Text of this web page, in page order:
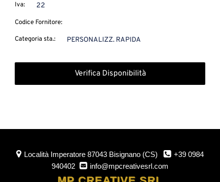
Iva: 22
Codice Fornitore:
Categoria sta.: PERSONALIZZ. RAPIDA
Verifica Disponibilità
Località Imperatore87043 Bisignano (CS)
+39 0984
940402
info@mpcreativesrl.com